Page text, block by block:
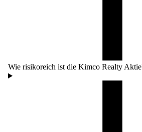
Wie risikoreich ist die Kimco Realty